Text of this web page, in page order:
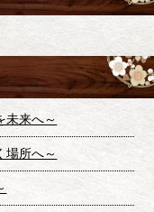
未来へ～
場所へ～